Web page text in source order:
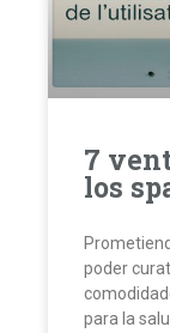
7
los
poder
para la